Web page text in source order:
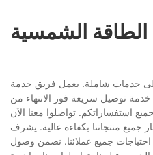
الشمسية
إلى خدمات شاملة. يعمل فريق خدمة
خدمة توصيل سريعة فور الانتهاء من
جميع منتجاتنا بكفاءة عالية. يشرف
جميع عملائنا. نضمن وصول